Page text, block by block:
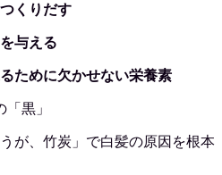
くりだす
与える
ために欠かせない栄養素
黒」
が、竹炭」で白髪の原因を根本